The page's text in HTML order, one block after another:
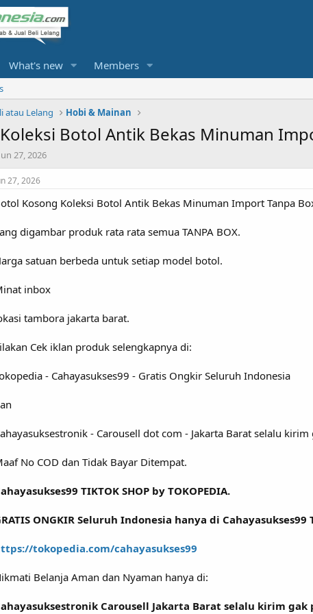
What's new Members
atau Lelang Hobi & Mainan
Botol Antik Bekas Minuman
a
27, 2026
27, 2026
Kosong Koleksi Botol Antik Bekas Minuman Import Tanpa
digambar produk rata rata semua TANPA BOX.
satuan berbeda untuk setiap model botol.
inbox
tambora jakarta barat.
Cek iklan produk selengkapnya di:
- Cahayasukses99 - Gratis Ongkir Seluruh Indonesia
- Carousell dot com - Jakarta Barat selalu kirim
No COD dan Tidak Bayar Ditempat.
TIKTOK SHOP by TOKOPEDIA.
ONGKIR Seluruh Indonesia hanya di Cahayasukses99
tokopedia.com/cahayasukses99
Belanja Aman dan Nyaman hanya di:
Carousell Jakarta Barat selalu kirim gak